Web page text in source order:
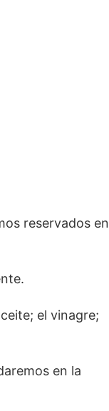
reservados en
el vinagre;
en la